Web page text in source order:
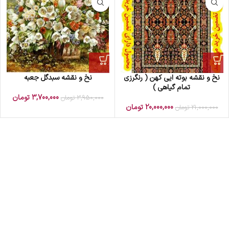
نخ و نقشه بوته ایی کهن ( رنگرزی
تمام گیاهی )
21,000,000 تومان 20,000,000 تومان
نخ و نقشه سبدگل جعبه
3,950,000 تومان 3,700,000 تومان